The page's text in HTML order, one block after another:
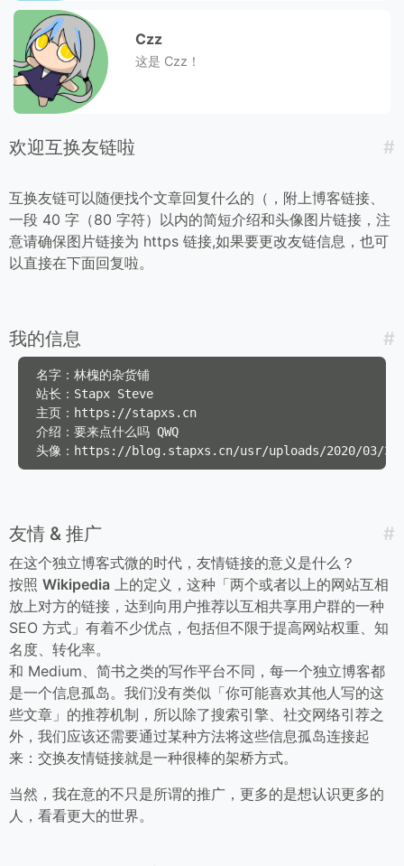
Czz
这是 Czz！
欢迎互换友链啦
互换友链可以随便找个文章回复什么的（，附上博客链接、
一段 40 字（80 字符）以内的简短介绍和头像图片链接，注
意请确保图片链接为 https 链接,如果要更改友链信息，也可
以直接在下面回复啦。
我的信息
名字：林槐的杂货铺
站长：Stapx Steve
主页：https://stapxs.cn
介绍：要来点什么吗 QWQ
头像：https://blog.stapxs.cn/usr/uploads/2020/03/
友情 & 推广
在这个独立博客式微的时代，友情链接的意义是什么？
按照 Wikipedia 上的定义，这种「两个或者以上的网站互相
放上对方的链接，达到向用户推荐以互相共享用户群的一种
SEO 方式」有着不少优点，包括但不限于提高网站权重、知
名度、转化率。
和 Medium、简书之类的写作平台不同，每一个独立博客都
是一个信息孤岛。我们没有类似「你可能喜欢其他人写的这
些文章」的推荐机制，所以除了搜索引擎、社交网络引荐之
外，我们应该还需要通过某种方法将这些信息孤岛连接起
来：交换友情链接就是一种很棒的架桥方式。
当然，我在意的不只是所谓的推广，更多的是想认识更多的
人，看看更大的世界。